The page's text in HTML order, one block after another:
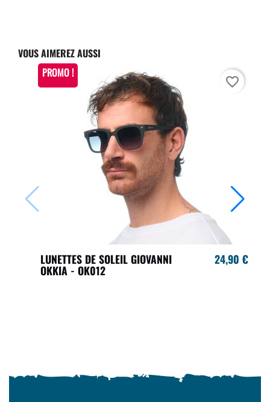
VOUS AIMEREZ AUSSI
LUNETTES DE SOLEIL GIOVANNI
OKKIA - OK012
24,90 €
PROMO !
favorite_border